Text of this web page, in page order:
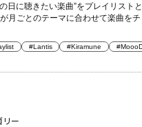
日に聴きたい楽曲”をプレイリスト
月ごとのテーマに合わせて楽曲を
#Lantis #Kiramune
リー